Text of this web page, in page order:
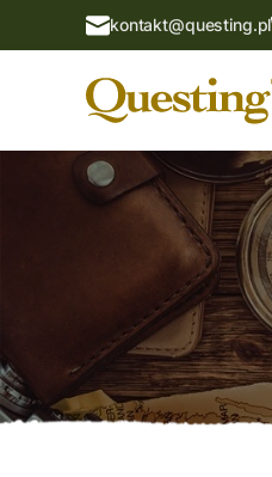
kontakt@questing.pl